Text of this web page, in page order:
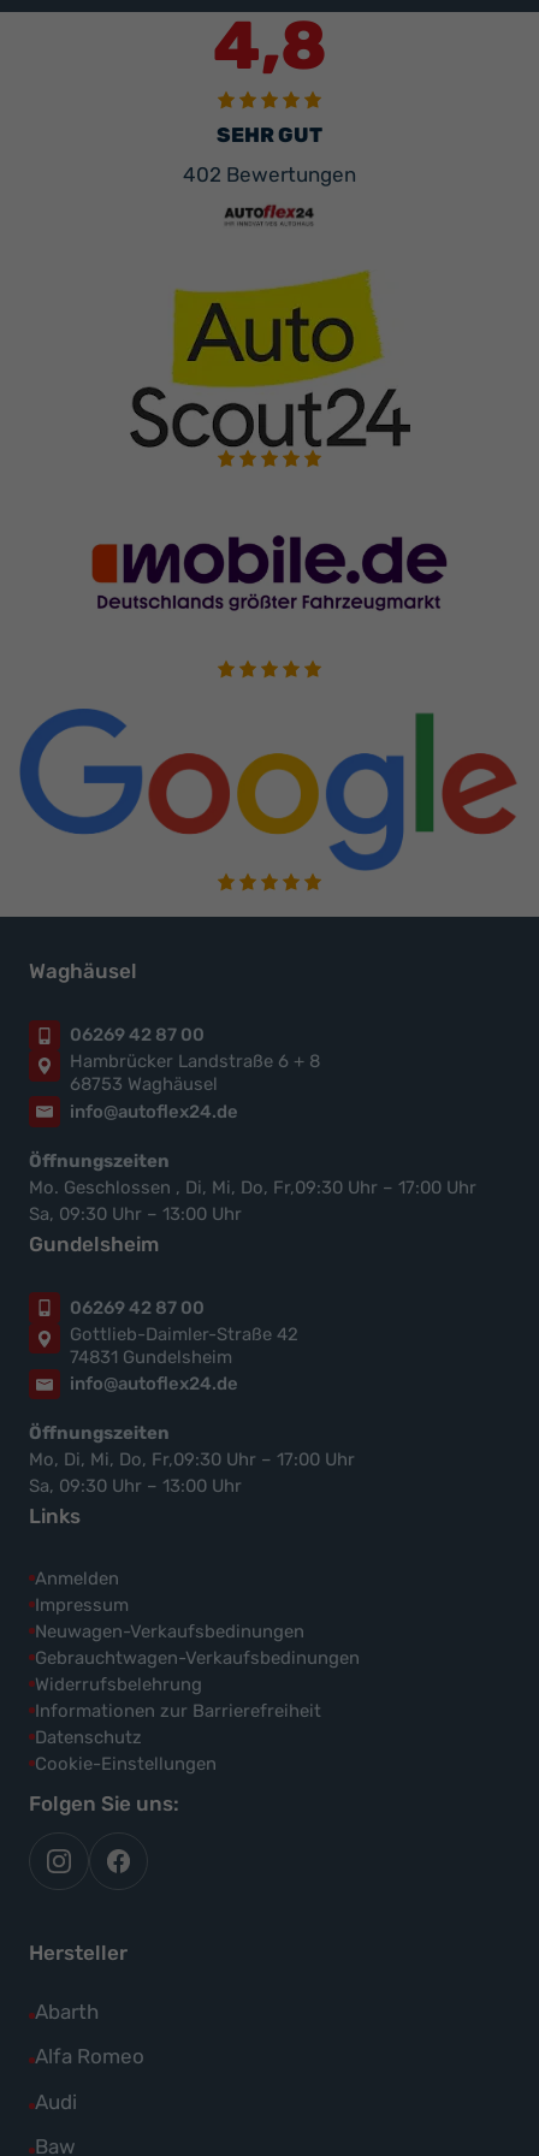
4,8
SEHR GUT
402 Bewertungen
Waghäusel
06269 42 87 00
Hambrücker Landstraße 6 + 8
68753 Waghäusel
info@autoflex24.de
Öffnungszeiten
Mo. Geschlossen , Di, Mi, Do, Fr,09:30 Uhr – 17:00 Uhr
Sa, 09:30 Uhr – 13:00 Uhr
Gundelsheim
06269 42 87 00
Gottlieb-Daimler-Straße 42
74831 Gundelsheim
info@autoflex24.de
Öffnungszeiten
Mo, Di, Mi, Do, Fr,09:30 Uhr – 17:00 Uhr
Sa, 09:30 Uhr – 13:00 Uhr
Links
Anmelden
Impressum
Neuwagen-Verkaufsbedinungen
Gebrauchtwagen-Verkaufsbedinungen
Widerrufsbelehrung
Informationen zur Barrierefreiheit
Datenschutz
Cookie-Einstellungen
Folgen Sie uns:
autoflex
auf
autoflex24
auf
Hersteller
Abarth
Alle
Fahrzeuge
Abarth
anzeigen
Alfa Romeo
Alle
Fahrzeuge
Audi
Alle
Fahrzeuge
Baw
Alle